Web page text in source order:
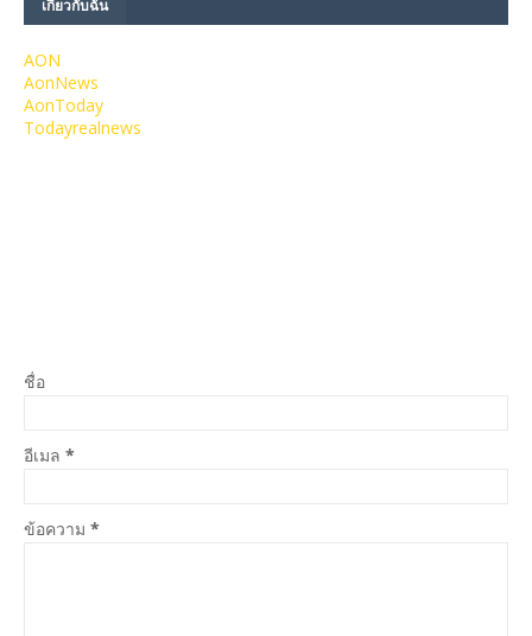
เกี่ยวกับฉัน
AON
AonNews
AonToday
Todayrealnews
ชื่อ
อีเมล *
ข้อความ *